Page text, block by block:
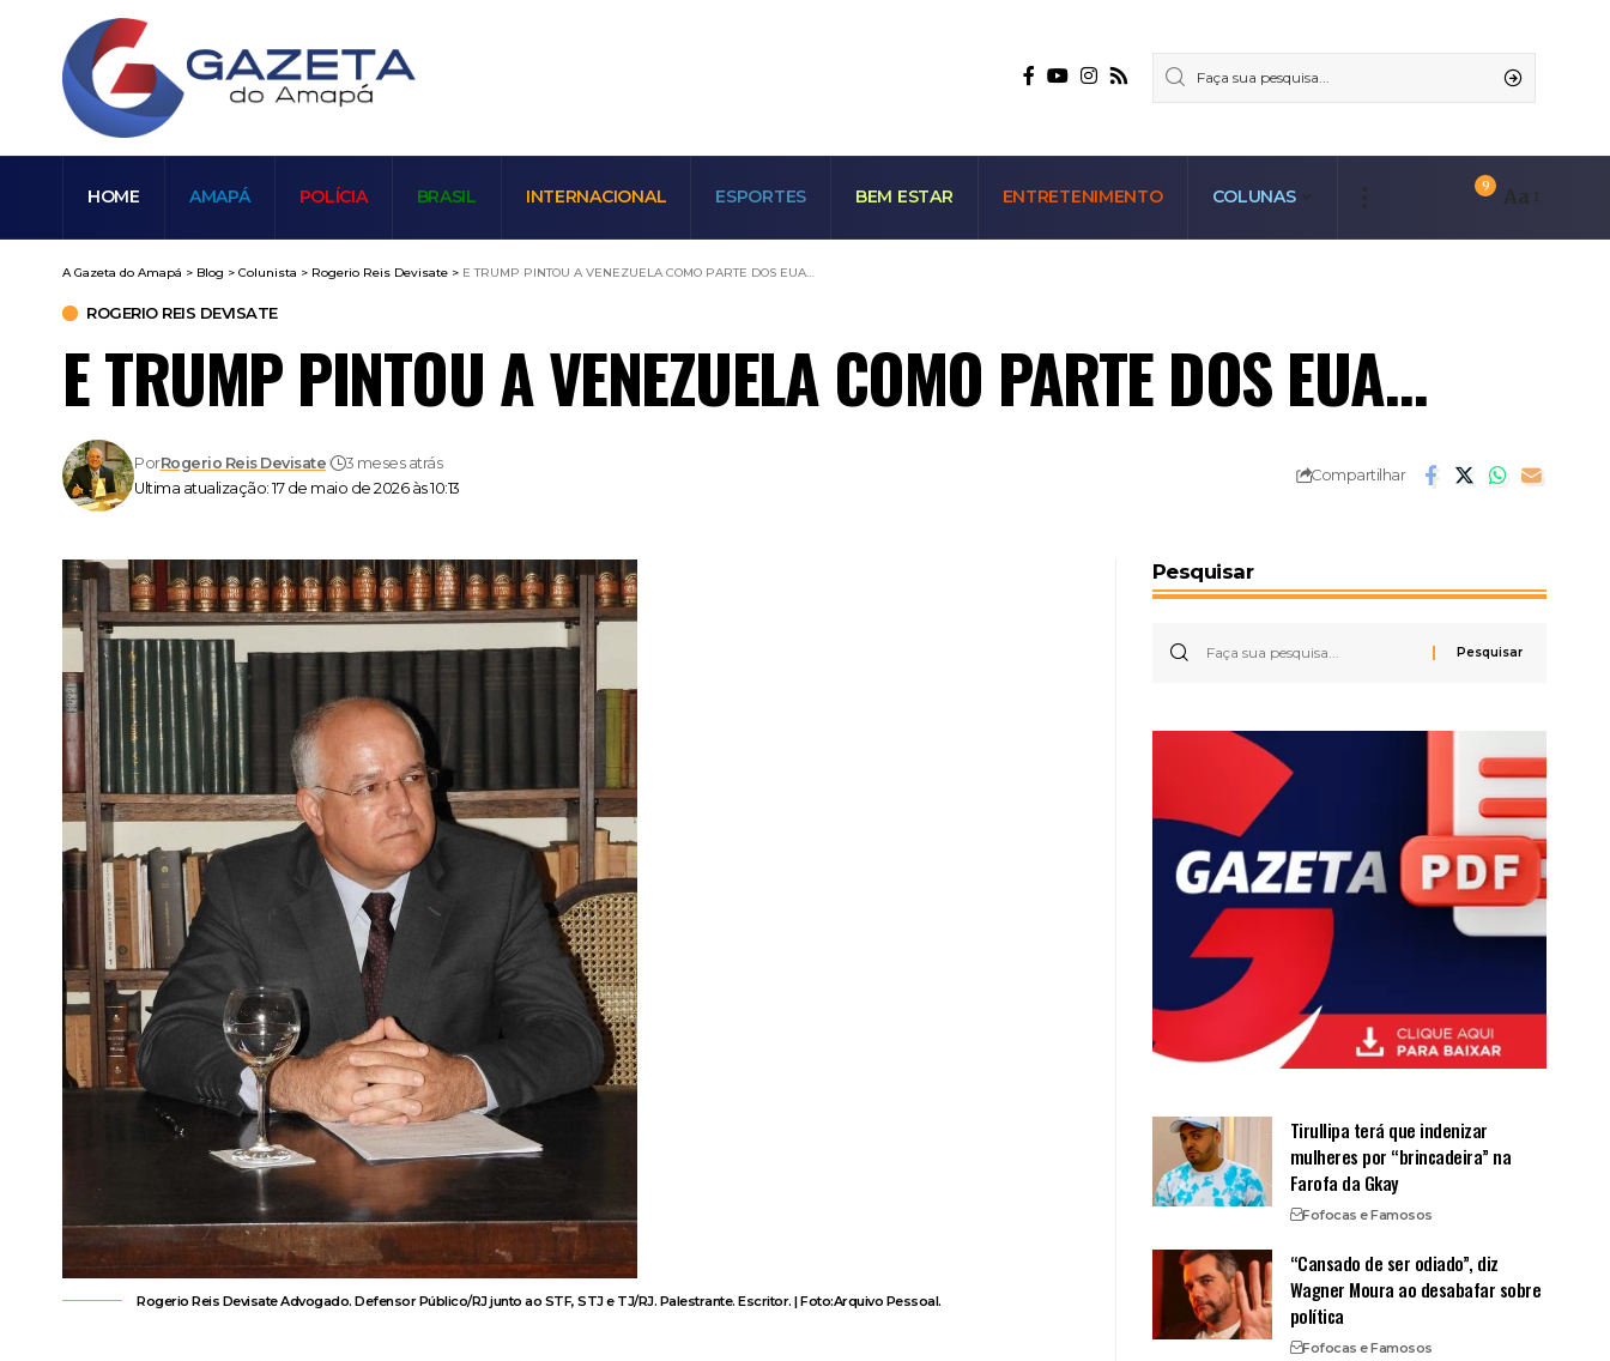
HOME AMAPÁ POLÍCIA BRASIL INTERNACIONAL ESPORTES BEM ESTAR ENTRETENIMENTO COLUNAS
9 Aa
A Gazeta do Amapá > Blog > Colunista > Rogerio Reis Devisate > E TRUMP PINTOU A VENEZUELA COMO PARTE DOS EUA…
ROGERIO REIS DEVISATE
E TRUMP PINTOU A VENEZUELA COMO PARTE DOS EUA…
Ultima atualização: 17 de maio de 2026 às 10:13
PorRogerio Reis Devisate 3 meses atrás
Compartilhar
Rogerio Reis Devisate Advogado. Defensor Público/RJ junto ao STF, STJ e TJ/RJ. Palestrante. Escritor. | Foto:Arquivo Pessoal.
Pesquisar
Tirullipa terá que indenizar
mulheres por “brincadeira” na
Farofa da Gkay
Fofocas e Famosos
“Cansado de ser odiado”, diz
Wagner Moura ao desabafar sobre
política
Fofocas e Famosos